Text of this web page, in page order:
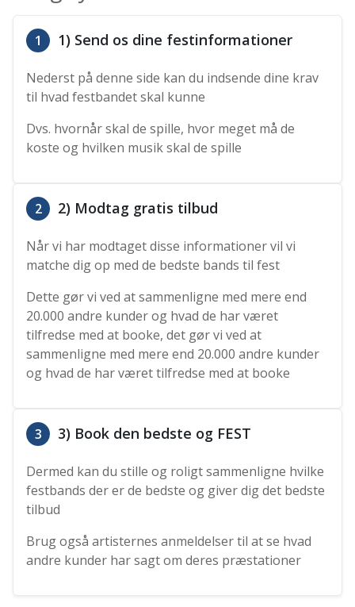
1 1) Send os dine festinformationer
Nederst på denne side kan du indsende dine krav
til hvad festbandet skal kunne
Dvs. hvornår skal de spille, hvor meget må de
koste og hvilken musik skal de spille
2 2) Modtag gratis tilbud
Når vi har modtaget disse informationer vil vi
matche dig op med de bedste bands til fest
Dette gør vi ved at sammenligne med mere end
20.000 andre kunder og hvad de har været
tilfredse med at booke, det gør vi ved at
sammenligne med mere end 20.000 andre kunder
og hvad de har været tilfredse med at booke
3 3) Book den bedste og FEST
Dermed kan du stille og roligt sammenligne hvilke
festbands der er de bedste og giver dig det bedste
tilbud
Brug også artisternes anmeldelser til at se hvad
andre kunder har sagt om deres præstationer